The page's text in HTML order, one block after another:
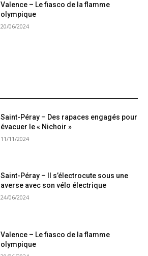
Valence – Le fiasco de la flamme
olympique
20/06/2024
Saint-Péray – Des rapaces engagés pour
évacuer le « Nichoir »
11/11/2024
Saint-Péray – Il s’électrocute sous une
averse avec son vélo électrique
24/06/2024
Valence – Le fiasco de la flamme
olympique